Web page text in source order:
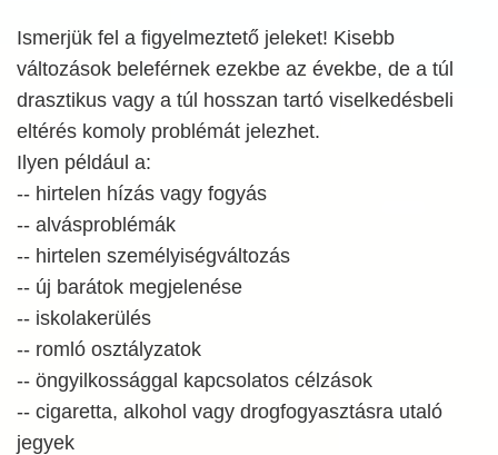
Ismerjük fel a figyelmeztető jeleket! Kisebb
változások beleférnek ezekbe az évekbe, de a túl
drasztikus vagy a túl hosszan tartó viselkedésbeli
eltérés komoly problémát jelezhet.
Ilyen például a:
-- hirtelen hízás vagy fogyás
-- alvásproblémák
-- hirtelen személyiségváltozás
-- új barátok megjelenése
-- iskolakerülés
-- romló osztályzatok
-- öngyilkossággal kapcsolatos célzások
-- cigaretta, alkohol vagy drogfogyasztásra utaló
jegyek